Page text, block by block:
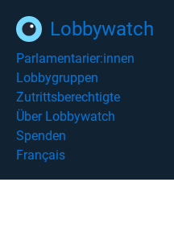
Lobbywatch
Parlamentarier:innen
Lobbygruppen
Zutrittsberechtigte
Über Lobbywatch
Spenden
Français